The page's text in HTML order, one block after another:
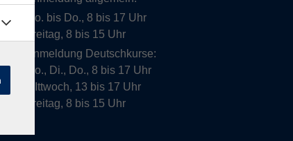
Mo. bis Do., 8 bis 17 Uhr
Freitag, 8 bis 15 Uhr
Anmeldung Deutschkurse:
Mo., Di., Do., 8 bis 17 Uhr
MIttwoch, 13 bis 17 Uhr
Freitag, 8 bis 15 Uhr